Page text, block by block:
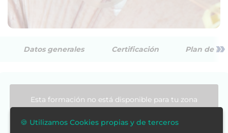
Datos generales Certificación Plan de »
Esta formación no está disponible para tu zona
geográfica, te recomentamos vuelvas a la store
asignada pulsando en el siguiente enlace:
🍪 Utilizamos Cookies propias y de terceros